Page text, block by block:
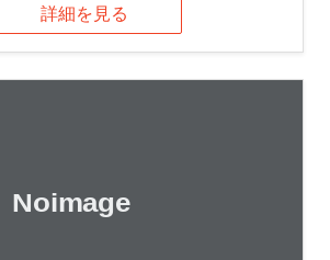
詳細を見る